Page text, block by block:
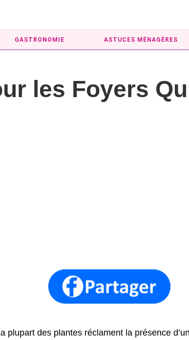
GASTRONOMIE ASTUCES MÉNAGÈRES
les Foyers
plupart des plantes réclament la présence